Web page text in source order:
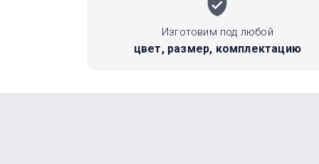
Изготовим под любой
цвет, размер, комплектацию